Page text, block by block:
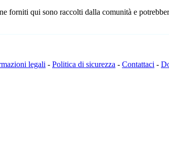
qui sono raccolti dalla comunità e
legali - Politica di sicurezza - Contattaci -